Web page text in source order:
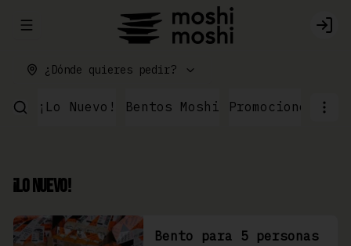
Abrir menu de navegación
¿Dónde quieres pedir?
¡Lo Nuevo! Bentos Moshi Promociones
¡Lo Nuevo!
Bento para 5 personas